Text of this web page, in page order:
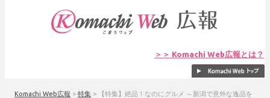
＞＞ Komachi Web広報とは？
Komachi Web広報 > 特集 >
【特集】絶品！なのにグルメ ～新潟で意外な逸品を